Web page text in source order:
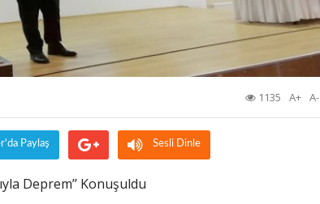
A-
A+
1135
Paylaş Sesli Dinle
Deprem’’ Konuşuldu